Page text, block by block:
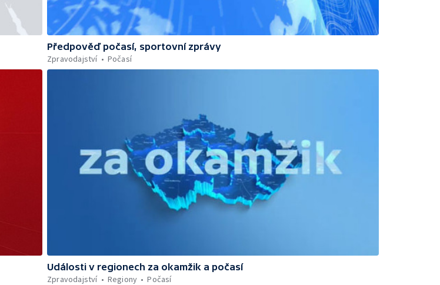
Předpověď počasí, sportovní zprávy
Zpravodajství
Počasí
Události v regionech za okamžik a počasí
Zpravodajství
Regiony Počasí